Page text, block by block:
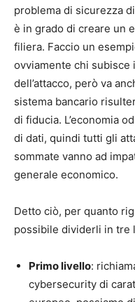
problema di sicurezza
è in grado di creare un
filiera. Faccio un
ovviamente chi subisce
dell’attacco, però va
sistema bancario
di fiducia. L’economia
di dati, quindi tutti gli
sommate vanno ad
generale economico.
Detto ciò, per quanto
possibile dividerli in tre
Primo livello:
cybersecurity di